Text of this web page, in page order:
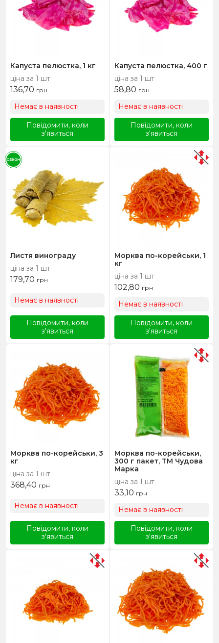
Капуста пелюстка, 1 кг
ціна за 1 шт
136,70 грн
Немає в наявності
Повідомити, коли
з'явиться
Капуста пелюстка, 400 г
ціна за 1 шт
58,80 грн
Немає в наявності
Повідомити, коли
з'явиться
Листя винограду
ціна за 1 шт
179,70 грн
Немає в наявності
Повідомити, коли
з'явиться
СЕЗОН
Морква по-корейськи, 1
кг
ціна за 1 шт
102,80 грн
Немає в наявності
Повідомити, коли
з'явиться
Морква по-корейськи, 3
кг
ціна за 1 шт
368,40 грн
Немає в наявності
Повідомити, коли
з'явиться
Морква по-корейськи,
300 г пакет, ТМ Чудова
Марка
ціна за 1 шт
33,10 грн
Немає в наявності
Повідомити, коли
з'явиться